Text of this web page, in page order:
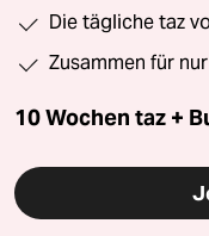
Die tägliche taz
Zusammen für
10 Wochen taz +